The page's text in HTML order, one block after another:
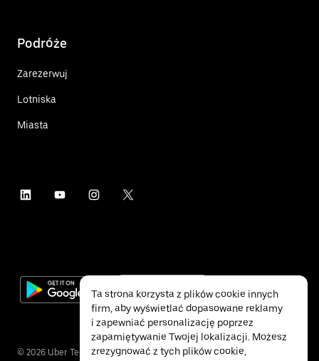
Podróże
Zarezerwuj
Lotniska
Miasta
© 2026 Uber Technologies Inc.
Ta strona korzysta z plików cookie innych
firm, aby wyświetlać dopasowane reklamy
i zapewniać personalizację poprzez
zapamiętywanie Twojej lokalizacji. Możesz
zrezygnować z tych plików cookie,